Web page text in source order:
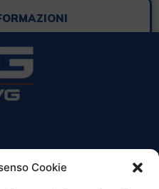
Cookie